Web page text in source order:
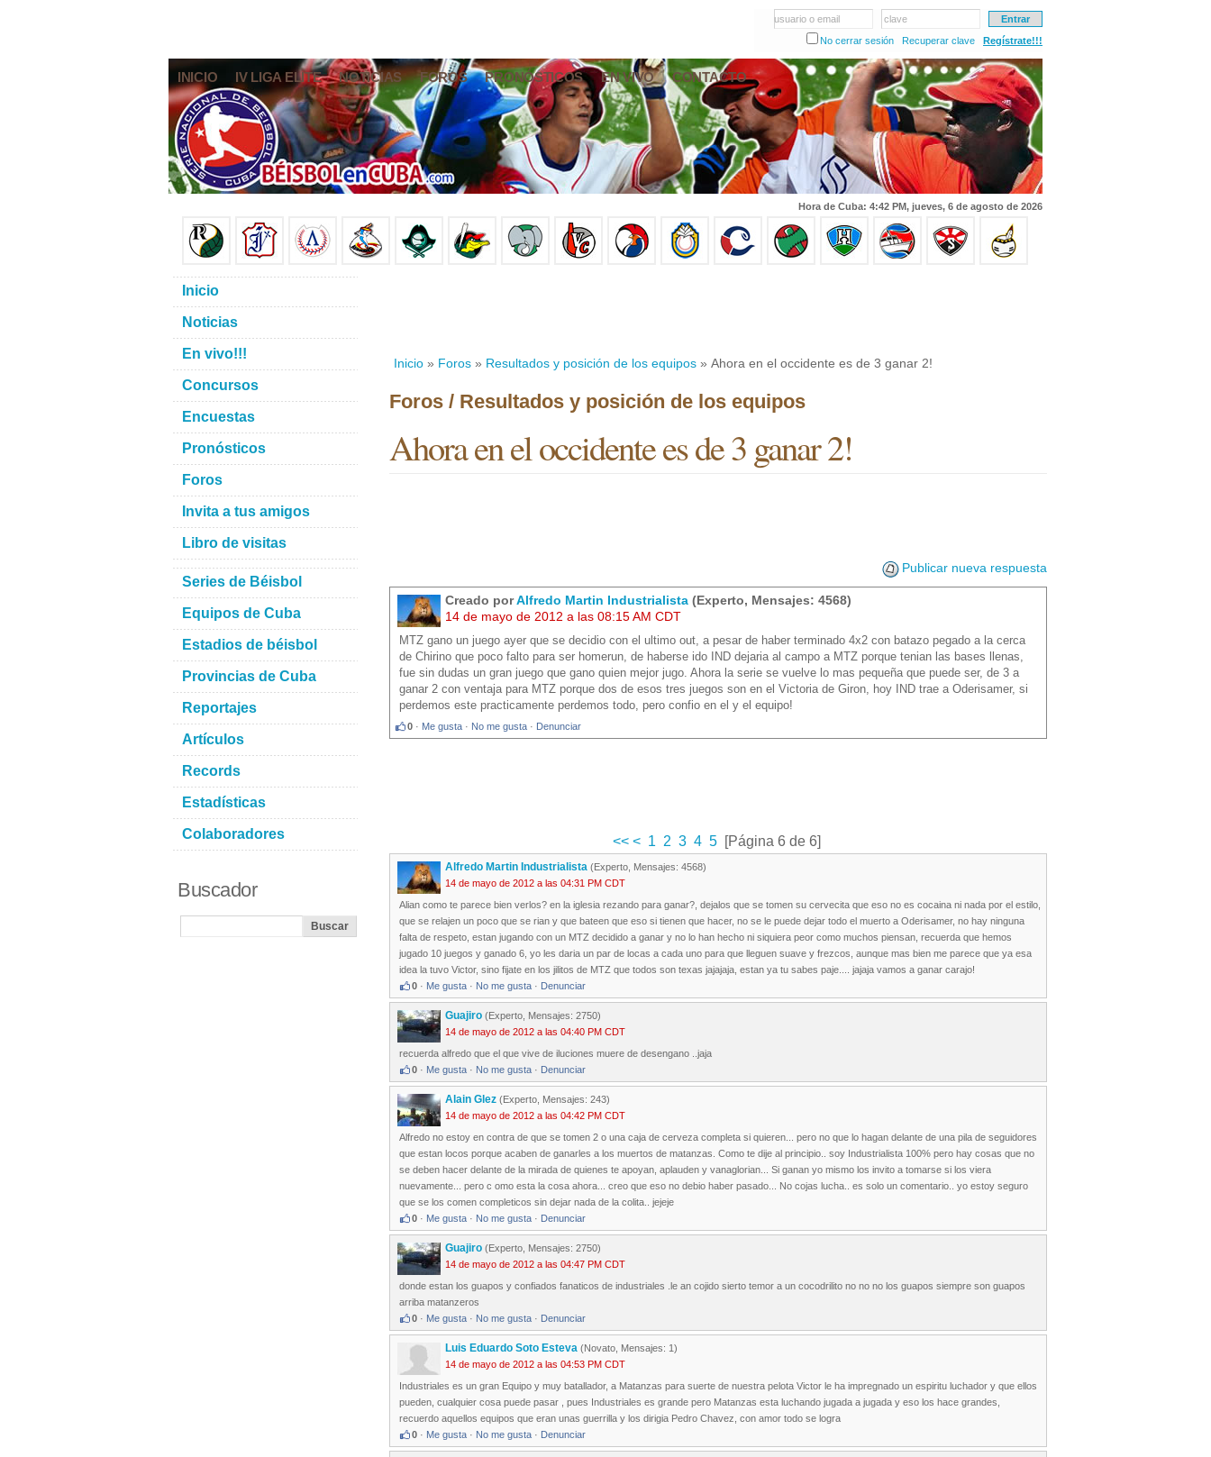
usuario o email
clave
No cerrar sesión
Recuperar clave Regístrate!!!
INICIO IV LIGA ELITE NOTICIAS FOROS PRONÓSTICOS EN VIVO CONTACTO
Hora de Cuba: 4:42 PM, jueves, 6 de agosto de 2026
Inicio » Foros » Resultados y posición de los equipos » Ahora en el occidente es de 3 ganar 2!
Foros / Resultados y posición de los equipos
Ahora en el occidente es de 3 ganar 2!
Publicar nueva respuesta
Creado porAlfredo Martin Industrialista (Experto, Mensajes: 4568)
14 de mayo de 2012 a las 08:15 AM CDT
MTZ gano un juego ayer que se decidio con el ultimo out, a pesar de haber terminado 4x2 con batazo pegado a la cerca
de Chirino que poco falto para ser homerun, de haberse ido IND dejaria al campo a MTZ porque tenian las bases llenas,
fue sin dudas un gran juego que gano quien mejor jugo. Ahora la serie se vuelve lo mas pequeña que puede ser, de 3 a
ganar 2 con ventaja para MTZ porque dos de esos tres juegos son en el Victoria de Giron, hoy IND trae a Oderisamer, si
perdemos este practicamente perdemos todo, pero confio en el y el equipo!
0 · Me gusta · No me gusta · Denunciar
<< < 1 2 3 4 5 [Página 6 de 6]
Alfredo Martin Industrialista (Experto, Mensajes: 4568)
14 de mayo de 2012 a las 04:31 PM CDT
Alian como te parece bien verlos? en la iglesia rezando para ganar?, dejalos que se tomen su cervecita que eso no es cocaina ni nada por el estilo,
que se relajen un poco que se rian y que bateen que eso si tienen que hacer, no se le puede dejar todo el muerto a Oderisamer, no hay ninguna
falta de respeto, estan jugando con un MTZ decidido a ganar y no lo han hecho ni siquiera peor como muchos piensan, recuerda que hemos
jugado 10 juegos y ganado 6, yo les daria un par de locas a cada uno para que lleguen suave y frezcos, aunque mas bien me parece que ya esa
idea la tuvo Victor, sino fijate en los jilitos de MTZ que todos son texas jajajaja, estan ya tu sabes paje.... jajaja vamos a ganar carajo!
0 · Me gusta · No me gusta · Denunciar
Guajiro (Experto, Mensajes: 2750)
14 de mayo de 2012 a las 04:40 PM CDT
recuerda alfredo que el que vive de iluciones muere de desengano ..jaja
0 · Me gusta · No me gusta · Denunciar
Alain Glez (Experto, Mensajes: 243)
14 de mayo de 2012 a las 04:42 PM CDT
Alfredo no estoy en contra de que se tomen 2 o una caja de cerveza completa si quieren... pero no que lo hagan delante de una pila de seguidores
que estan locos porque acaben de ganarles a los muertos de matanzas. Como te dije al principio.. soy Industrialista 100% pero hay cosas que no
se deben hacer delante de la mirada de quienes te apoyan, aplauden y vanaglorian... Si ganan yo mismo los invito a tomarse si los viera
nuevamente... pero c omo esta la cosa ahora... creo que eso no debio haber pasado... No cojas lucha.. es solo un comentario.. yo estoy seguro
que se los comen completicos sin dejar nada de la colita.. jejeje
0 · Me gusta · No me gusta · Denunciar
Guajiro (Experto, Mensajes: 2750)
14 de mayo de 2012 a las 04:47 PM CDT
donde estan los guapos y confiados fanaticos de industriales .le an cojido sierto temor a un cocodrilito no no no los guapos siempre son guapos
arriba matanzeros
0 · Me gusta · No me gusta · Denunciar
Luis Eduardo Soto Esteva (Novato, Mensajes: 1)
14 de mayo de 2012 a las 04:53 PM CDT
Industriales es un gran Equipo y muy batallador, a Matanzas para suerte de nuestra pelota Victor le ha impregnado un espiritu luchador y que ellos
pueden, cualquier cosa puede pasar , pues Industriales es grande pero Matanzas esta luchando jugada a jugada y eso los hace grandes,
recuerdo aquellos equipos que eran unas guerrilla y los dirigia Pedro Chavez, con amor todo se logra
0 · Me gusta · No me gusta · Denunciar
Inicio
Noticias
En vivo!!!
Concursos
Encuestas
Pronósticos
Foros
Invita a tus amigos
Libro de visitas
Series de Béisbol
Equipos de Cuba
Estadios de béisbol
Provincias de Cuba
Reportajes
Artículos
Records
Estadísticas
Colaboradores
Buscador